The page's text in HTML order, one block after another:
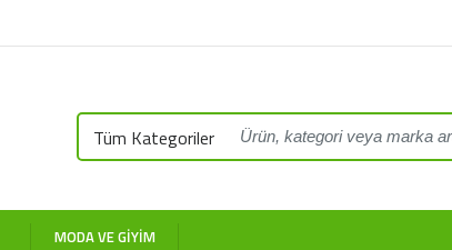
Tüm Kategoriler
MODA VE GIYIM